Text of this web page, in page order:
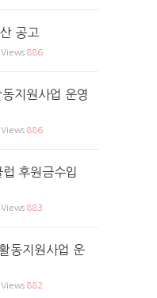
공고
Views 886
지원사업 운영
Views 886
후원금수입
Views 883
동지원사업 운
Views 882